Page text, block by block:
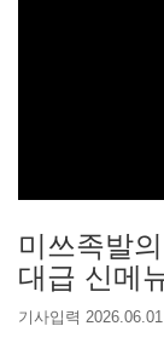
미쓰족발
대급 신메
기사입력